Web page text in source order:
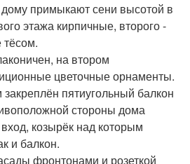
примыкают сени высотой в
этажа кирпичные, второго -
на втором
цветочные орнаменты.
пятиугольный балкон
стороны дома
козырёк над которым
и балкон.
фронтонами и розеткой